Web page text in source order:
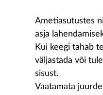
Ametiasutustes
asja
Kui keegi tahab
väljastada või
sisust.
Vaatamata